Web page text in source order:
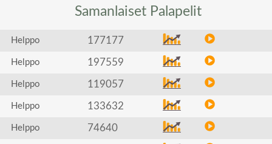
Samanlaiset Palapelit
Helppo 177177
Helppo 197559
Helppo 119057
Helppo 133632
Helppo 74640